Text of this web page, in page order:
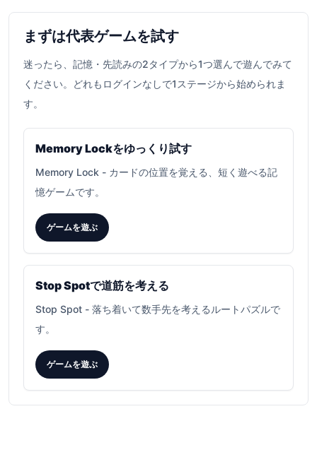
まずは代表ゲームを試す
迷ったら、記憶・先読みの2タイプから1つ選んで遊んでみて
ください。どれもログインなしで1ステージから始められま
す。
Memory Lockをゆっくり試す
Memory Lock - カードの位置を覚える、短く遊べる記
憶ゲームです。
ゲームを遊ぶ
Stop Spotで道筋を考える
Stop Spot - 落ち着いて数手先を考えるルートパズルで
す。
ゲームを遊ぶ